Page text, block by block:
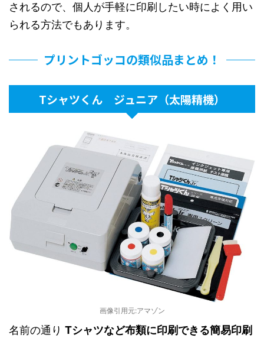
されるので、個人が手軽に印刷したい時によく用い
られる方法でもあります。
プリントゴッコの類似品まとめ！
Tシャツくん ジュニア（太陽精機）
画像引用元:アマゾン
名前の通り Tシャツなど布類に印刷できる簡易印刷